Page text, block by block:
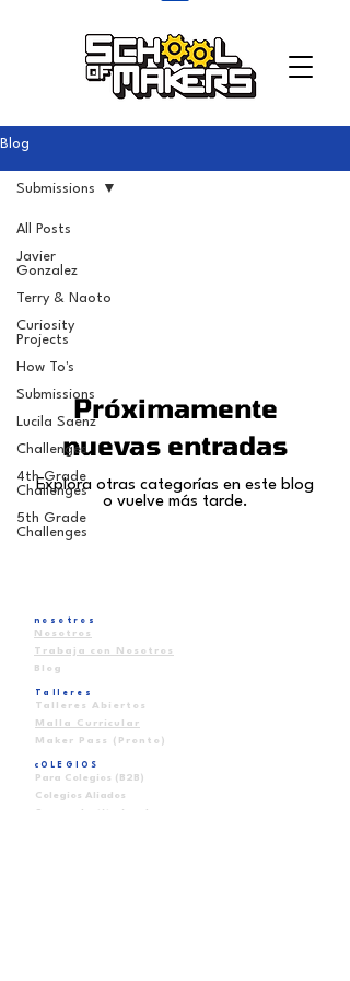
Blog
All Posts
Javier
Gonzalez
Terry & Naoto
Curiosity
Projects
How To's
Submissions
Lucila Saenz
Challenges
4th Grade
Challenges
5th Grade
Challenges
Submissions
Submissions
Próximamente
nuevas entradas
Explora otras categorías en este blog
o vuelve más tarde.
nosotros
Nosotros
Trabaja con Nosotros
Blog
Talleres
Talleres Abiertos
Malla Curricular
Maker Pass (Pronto)
cOLEGIOS
Para Colegios (B2B)
Colegios Aliados
Scanner Institucional